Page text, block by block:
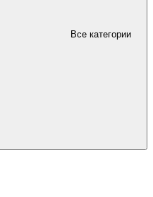
Все категории